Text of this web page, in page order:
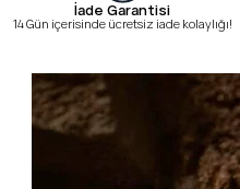
İade Garantisi
14 Gün içerisinde ücretsiz iade kolaylığı!